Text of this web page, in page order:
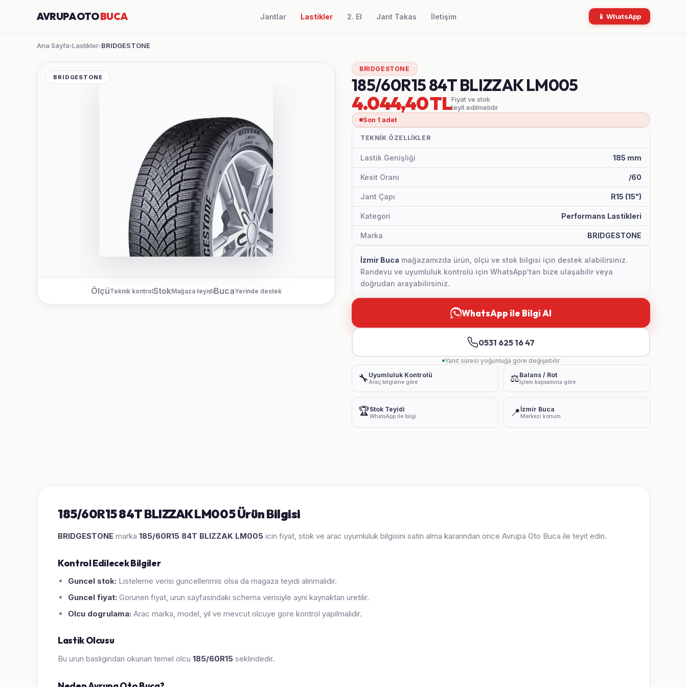
AVRUPA OTOBUCA Jantlar Lastikler 2. El Jant Takas İletişim 📱 WhatsApp
Ana Sayfa›Lastikler›BRIDGESTONE
BRIDGESTONE
ÖlçüTeknik kontrolStokMağaza teyidiBucaYerinde destek
BRIDGESTONE
185/60R15 84T BLIZZAK LM005
4.044,40 TLFiyat ve stok
teyit edilmelidir
Son 1 adet
TEKNIK ÖZELLIKLER
Lastik Genişliği 185 mm
Kesit Oranı /60
Jant Çapı R15 (15")
Kategori Performans Lastikleri
Marka BRIDGESTONE
İzmir Buca mağazamızda ürün, ölçü ve stok bilgisi için destek alabilirsiniz.
Randevu ve uyumluluk kontrolü için WhatsApp'tan bize ulaşabilir veya
doğrudan arayabilirsiniz.
WhatsApp ile Bilgi Al
0531 625 16 47
Yanıt süresi yoğunluğa göre değişebilir
🔧 Uyumluluk Kontrolü
Araç bilgisine göre ⚖️Balans / Rot
İşlem kapsamına göre
🏆Stok Teyidi
WhatsApp ile bilgi 📍İzmir Buca
Merkezi konum
185/60R15 84T BLIZZAK LM005 Ürün Bilgisi
BRIDGESTONE marka 185/60R15 84T BLIZZAK LM005 icin fiyat, stok ve arac uyumluluk bilgisini satin alma kararindan once Avrupa Oto Buca ile teyit edin.
Kontrol Edilecek Bilgiler
Guncel stok: Listeleme verisi guncellenmis olsa da magaza teyidi alinmalidir.
Guncel fiyat: Gorunen fiyat, urun sayfasindaki schema verisiyle ayni kaynaktan uretilir.
Olcu dogrulama: Arac marka, model, yil ve mevcut olcuye gore kontrol yapilmalidir.
Lastik Olcusu
Bu urun basligindan okunan temel olcu 185/60R15 seklindedir.